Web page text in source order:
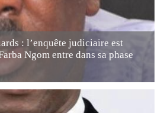
: l’enquête judiciaire est
Ngom entre dans sa phase